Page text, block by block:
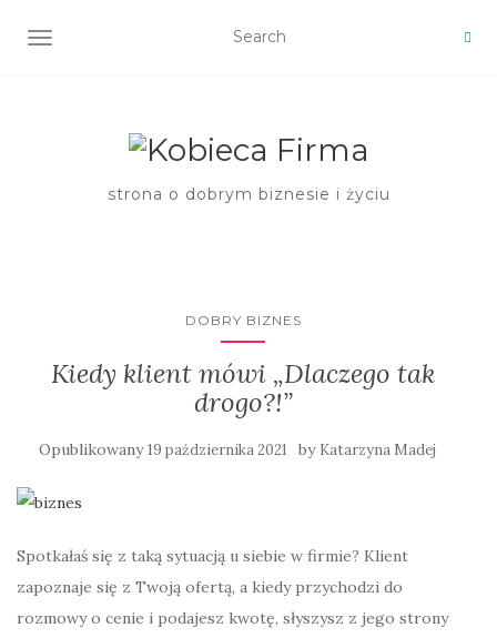
TOGGLE NAVIGATION
strona o dobrym biznesie i życiu
DOBRY BIZNES
Kiedy klient mówi „Dlaczego tak
drogo?!”
Opublikowany19 października 2021 by Katarzyna Madej
Spotkałaś się z taką sytuacją u siebie w firmie? Klient
zapoznaje się z Twoją ofertą, a kiedy przychodzi do
rozmowy o cenie i podajesz kwotę, słyszysz z jego strony